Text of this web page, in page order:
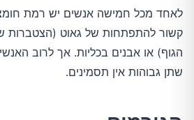
לאחד מכל חמישה אנשים יש רמת
קשור להתפתחות של גאוט (הצטברות
הגוף) או אבנים בכליות. אך לרוב
שתן גבוהות אין תסמינים.